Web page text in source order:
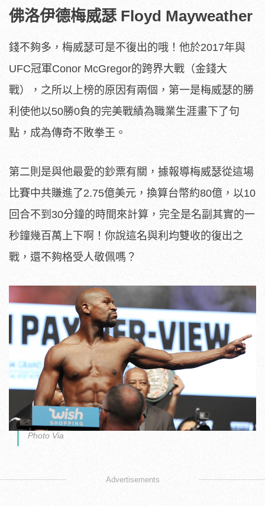
佛洛伊德梅威瑟 Floyd Mayweather
錢不夠多，梅威瑟可是不復出的哦！他於2017年與
UFC冠軍Conor McGregor的跨界大戰（金錢大
戰），之所以上榜的原因有兩個，第一是梅威瑟的勝
利使他以50勝0負的完美戰績為職業生涯畫下了句
點，成為傳奇不敗拳王。
第二則是與他最愛的鈔票有關，據報導梅威瑟從這場
比賽中共賺進了2.75億美元，換算台幣約80億，以10
回合不到30分鐘的時間來計算，完全是名副其實的一
秒鐘幾百萬上下啊！你說這名與利均雙收的復出之
戰，還不夠格受人敬佩嗎？
Photo Via
Advertisements